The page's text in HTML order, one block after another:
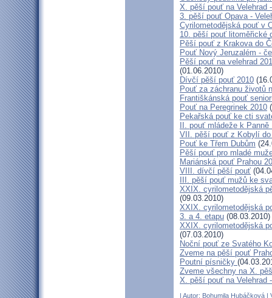
X. pěší pouť na Velehrad
3. pěší pouť Opava -
Cyrilometodějská pouť v
10. pěší pouť litoměřické
Pěší pouť z Krakova do
Pouť Nový Jeruzalém -
Pěší pouť na velehrad
(01.06.2010)
Dívčí pěší pouť 2010
Pouť za záchranu životů
Františkánská pouť
Pouť na Peregrinek 2010
Pekařská pouť ke cti
II. pouť mládeže k
VII. pěší pouť z Kobylí
Pouť ke Třem Dubům
Pěší pouť pro mladé
Mariánská pouť Prahou
VIII. dívčí pěší pouť
III. pěší pouť mužů ke
XXIX. cyrilometodějská
(09.03.2010)
XXIX. cyrilometodějská
3. a 4. etapu (08.03.2010)
XXIX. cyrilometodějská
(07.03.2010)
Noční pouť ze Svatého
Zveme na pěší pouť
Poutní písničky
Zveme všechny na X.
X. pěší pouť na Velehrad
| Autor: Bohumila Hubáčková |